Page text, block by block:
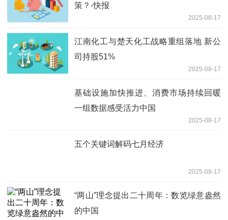
策？-快报
2025-08-17
江南化工与楚天化工战略重组落地 新公
司持股51%
2025-08-17
基础设施加快推进、消费市场持续回暖
一组数据感受活力中国
2025-08-17
五个关键词解码七月经济
2025-08-17
“两山”理念提出二十周年：数览绿意盎然
的中国